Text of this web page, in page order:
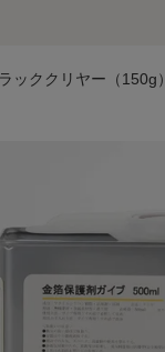
ッククリヤー（150g）